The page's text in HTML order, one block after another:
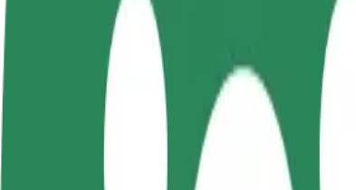
საკუთარი
გრაფიკით
თანხა ყოველკვირეულად
როგორ მივიდეთ Dworzec tymczasowy
Dworzec tymczasowy Olsztyn Główny დან Szpital
მგზავრობისთვის.